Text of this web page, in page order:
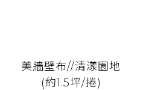
美牆壁布//清漾園地
(約1.5坪/捲)